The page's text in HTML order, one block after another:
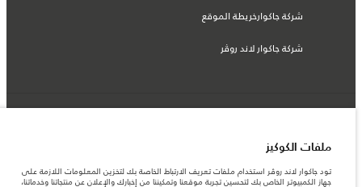
شركة جاكوارخريطة الموقع
شركة جاكوار لاند روڤر
تونس, ألفا انترناسيونال تونس
المعلومات والمواصفات والأسعار والألوان المذكورة على هذا الموقع قد تختلف من بلد إلى
ملفات الكوكيز
تود جاكوار لاند روڤر استخدام ملفات تعريف الارتباط الخاصة بك لتخزين المعلومات اللازمة على
جهاز الكمبيوتر الخاص بك لتحسين تجربة موقعنا وتمكيننا من إخبارك والإعلان عن منتجاتنا وخدماتنا،